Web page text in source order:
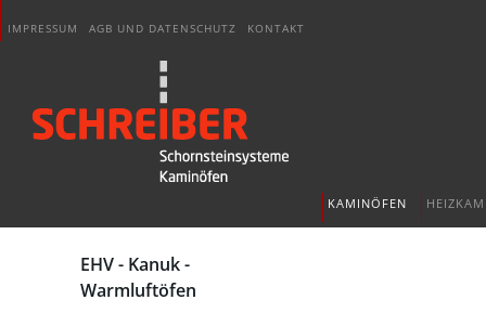
IMPRESSUM AGB UND DATENSCHUTZ KONTAKT
KAMINÖFEN
EHV - Kanuk -
Warmluftöfen